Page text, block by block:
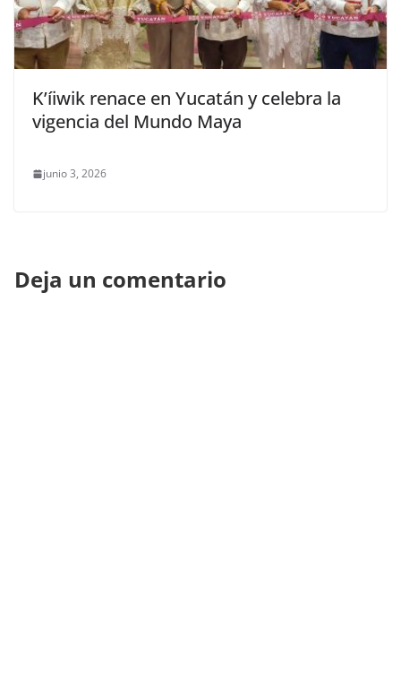
K’íiwik renace en Yucatán y celebra la
vigencia del Mundo Maya
junio 3, 2026
Deja un comentario